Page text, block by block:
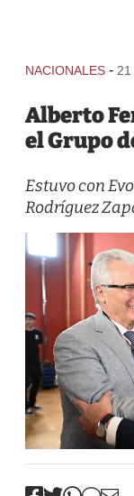
NACIONALES -
Alberto
el Grupo
Estuvo con
Rodríguez